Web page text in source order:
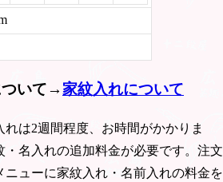
ついて→家紋入れについて
は2週間程度、お時間がかかりま
名入れの追加料金が必要です。注文
ニューに家紋入れ・名前入れの料金を